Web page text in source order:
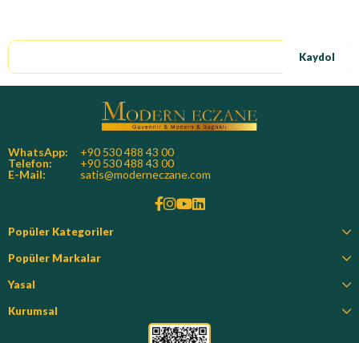
Kaydol
WhatsApp:
+90 530 488 43 00
Telefon:
+90 530 488 43 00
E-Mail:
satis@moderneczane.com
Popüler Kategoriler
Popüler Markalar
Yasal
Kurumsal